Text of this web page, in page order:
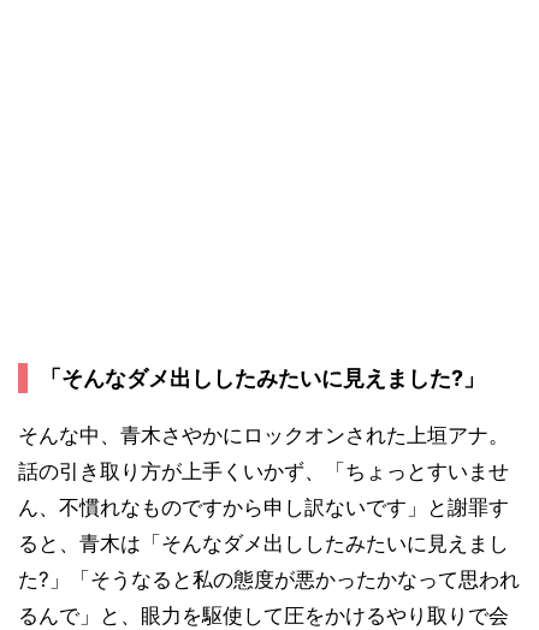
「そんなダメ出ししたみたいに見えました?」
そんな中、青木さやかにロックオンされた上垣アナ。
話の引き取り方が上手くいかず、「ちょっとすいませ
ん、不慣れなものですから申し訳ないです」と謝罪す
ると、青木は「そんなダメ出ししたみたいに見えまし
た?」「そうなると私の態度が悪かったかなって思われ
るんで」と、眼力を駆使して圧をかけるやり取りで会